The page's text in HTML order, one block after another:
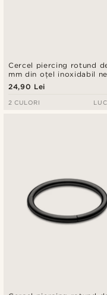
Cercel piercing rotund
mm din oțel inoxidabil
24,90 Lei
2 CULORI